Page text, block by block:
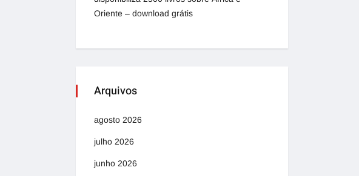
Oriente – download grátis
Arquivos
agosto 2026
julho 2026
junho 2026